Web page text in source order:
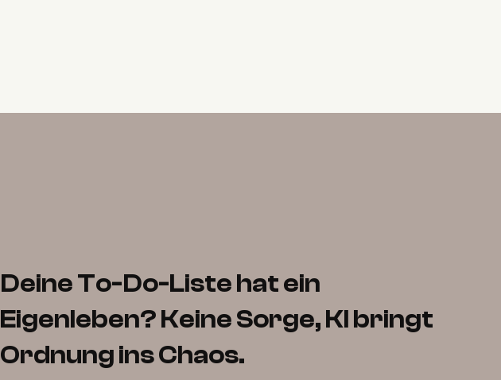
Deine To-Do-Liste hat ein
Eigenleben? Keine Sorge, KI bringt
Ordnung ins Chaos.